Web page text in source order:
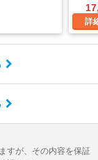
詳
すが、その内容を保証